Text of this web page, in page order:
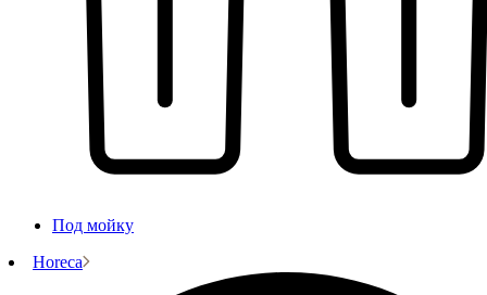
Под мойку
Horeca